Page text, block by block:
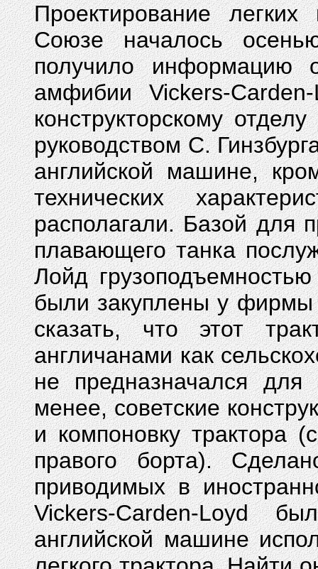
Проектирование
Союзе началось
получило информацию
амфибии Vickers-
конструкторскому
руководством С.
английской машине,
технических
располагали. Базой для
плавающего танка
Лойд
были закуплены у фирмы
сказать, что этот
англичанами как
не предназначался
менее, советские
и компоновку трактора
правого борта).
приводимых в
Vickers-Carden-Loyd
английской машине